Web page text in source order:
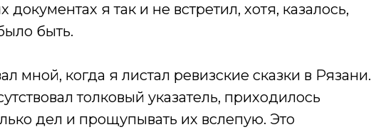
я так и не встретил, хотя, казалось,
быть.
мной, когда я листал ревизские сказки в Рязани.
толковый указатель, приходилось
дел и прощупывать их вслепую. Это